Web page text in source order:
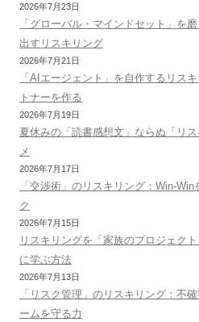
2026年7月23日
「グローバル・マインドセット」を
出すリスキリング
2026年7月21日
「AIエージェント」を自作するリス
トナーを作る
2026年7月19日
夏休みの「読書感想文」ならぬ「リ
メ
2026年7月17日
「交渉術」のリスキリング：Win-
ク
2026年7月15日
リスキリングを「家族のプロジェク
に学ぶ方法
2026年7月13日
「リスク管理」のリスキリング：不
ームを守る力